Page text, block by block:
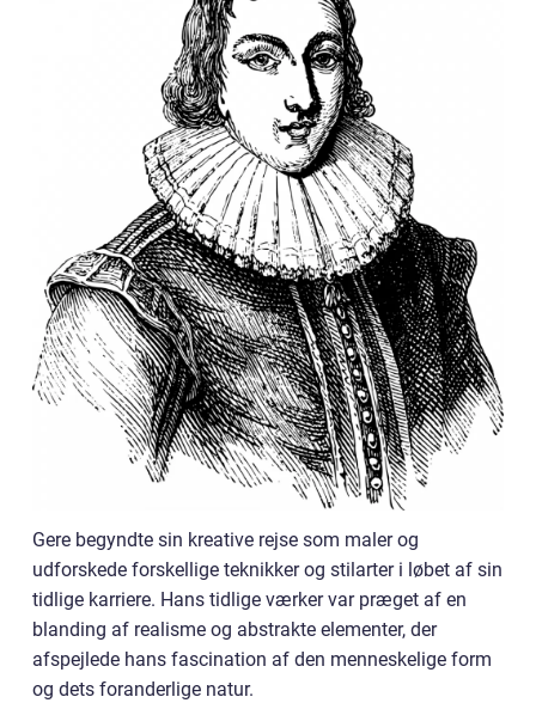
Gere begyndte sin kreative rejse som maler og
udforskede forskellige teknikker og stilarter i løbet af sin
tidlige karriere. Hans tidlige værker var præget af en
blanding af realisme og abstrakte elementer, der
afspejlede hans fascination af den menneskelige form
og dets foranderlige natur.